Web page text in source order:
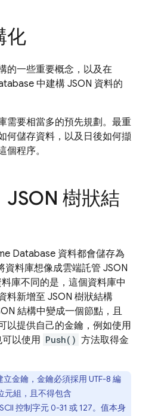
化
的一些重要概念，以及在
中建構 JSON 資料的
需要相當多的預先規劃。最重
何儲存資料，以及日後如何擷
個程序。
JSON 樹狀結
Database 資料都會儲存為
資料庫想像成雲端託管 JSON
庫不同的是，這個資料庫中
料新增至 JSON 樹狀結構
結構中變成一個節點，且
以提供自己的金鑰，例如使用
以使用 Push() 方法取得金
金鑰，金鑰必須採用 UTF-8 編
元組，且不得包含
控制字元 0-31 或 127。值本身